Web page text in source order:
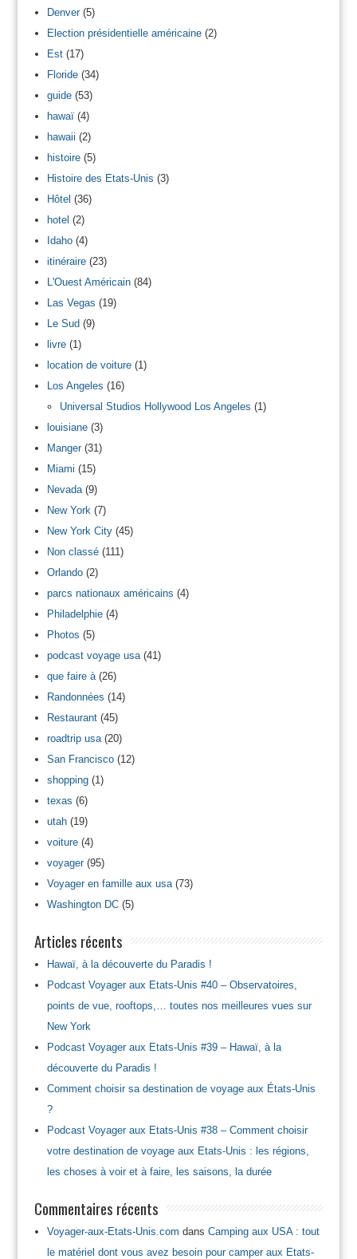
Denver(5)
Election présidentielle américaine(2)
Est(17)
Floride(34)
guide(53)
hawaï(4)
hawaii (2)
histoire(5)
Histoire des Etats-Unis (3)
Hôtel (36)
hotel (2)
Idaho(4)
itinéraire(23)
L'Ouest Américain(84)
Las Vegas (19)
Le Sud(9)
livre(1)
location de voiture(1)
Los Angeles (16)
Universal Studios Hollywood Los Angeles (1)
louisiane(3)
Manger(31)
Miami (15)
Nevada(9)
New York (7)
New York City(45)
Non classé(111)
Orlando(2)
parcs nationaux américains (4)
Philadelphie(4)
Photos (5)
podcast voyage usa(41)
que faire à(26)
Randonnées (14)
Restaurant(45)
roadtrip usa(20)
San Francisco(12)
shopping(1)
texas (6)
utah(19)
voiture(4)
voyager(95)
Voyager en famille aux usa(73)
Washington DC(5)
Articles récents
Hawaï, à la découverte du Paradis !
Podcast Voyager aux Etats-Unis #40 – Observatoires,
points de vue, rooftops,… toutes nos meilleures vues sur
New York
Podcast Voyager aux Etats-Unis #39 – Hawaï, à la
découverte du Paradis !
Comment choisir sa destination de voyage aux États-Unis
?
Podcast Voyager aux Etats-Unis #38 – Comment choisir
votre destination de voyage aux Etats-Unis : les régions,
les choses à voir et à faire, les saisons, la durée
Commentaires récents
Voyager-aux-Etats-Unis.com dans Camping aux USA : tout
le matériel dont vous avez besoin pour camper aux Etats-